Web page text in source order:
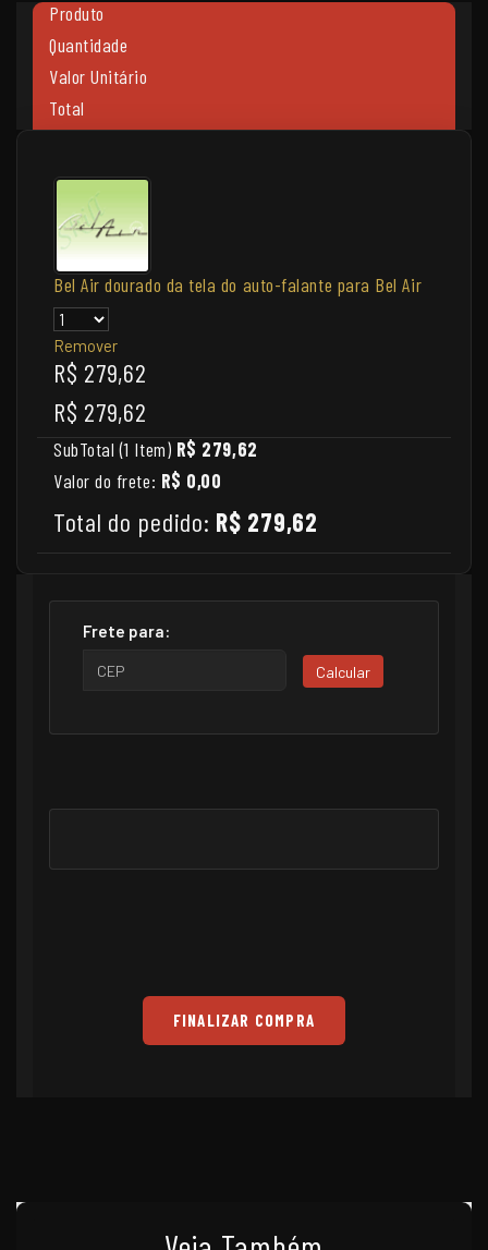
Produto
Quantidade
Valor Unitário
Total
Bel Air dourado da tela do auto-falante para Bel Air
Remover
R$ 279,62
R$ 279,62
SubTotal (1 Item) R$ 279,62
Valor do frete: R$ 0,00
Total do pedido: R$ 279,62
Frete para:
Calcular
FINALIZAR COMPRA